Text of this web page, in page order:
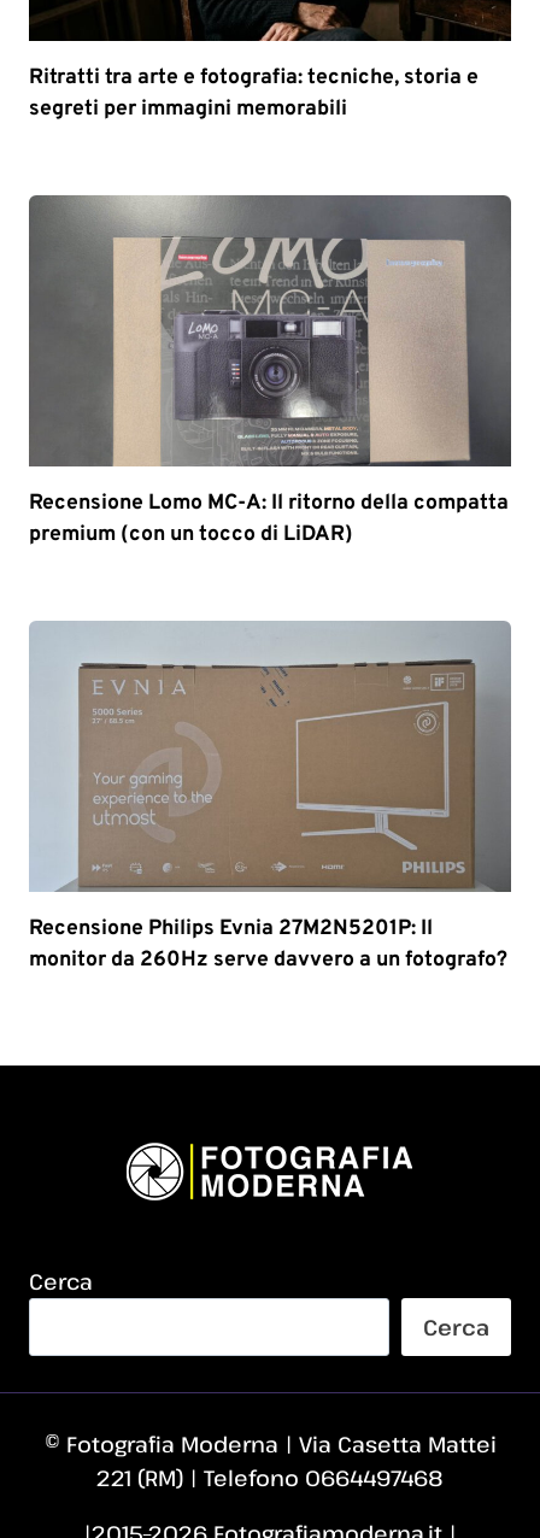
Ritratti tra arte e fotografia: tecniche, storia e
segreti per immagini memorabili
Recensione Lomo MC-A: Il ritorno della compatta
premium (con un tocco di LiDAR)
Recensione Philips Evnia 27M2N5201P: Il
monitor da 260Hz serve davvero a un fotografo?
Cerca
Cerca
© Fotografia Moderna | Via Casetta Mattei
221 (RM) | Telefono 0664497468